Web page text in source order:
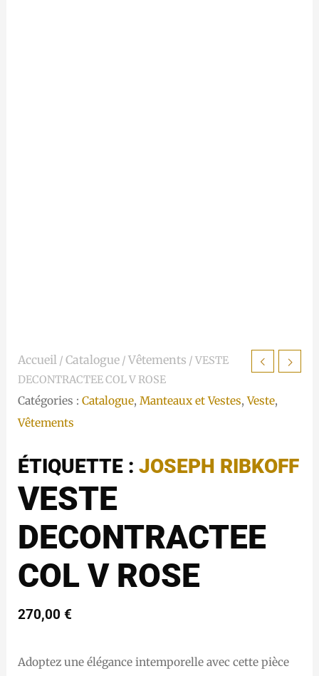
Accueil /Catalogue /Vêtements / VESTE
DECONTRACTEE COL V ROSE
Catégories :Catalogue,Manteaux et Vestes,Veste,
Vêtements
ÉTIQUETTE :JOSEPH RIBKOFF
VESTE
DECONTRACTEE
COL V ROSE
270,00€
Adoptez une élégance intemporelle avec cette pièce